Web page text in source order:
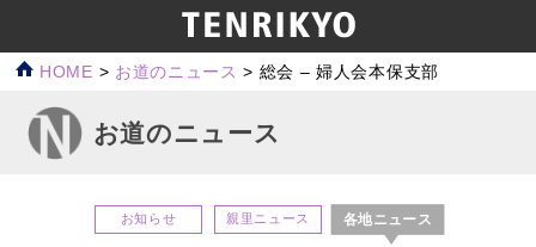
HOME > お道のニュース > 総会 – 婦人会本保支部
お道のニュース
お知らせ 親里ニュース 各地ニュース